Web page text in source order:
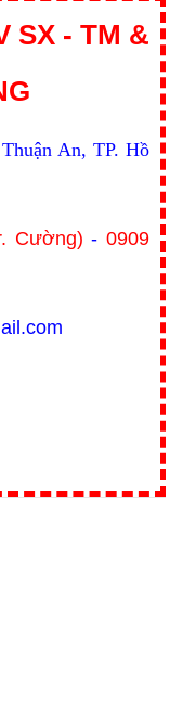
SX - TM &
An, TP. Hồ
Cường) - 0909